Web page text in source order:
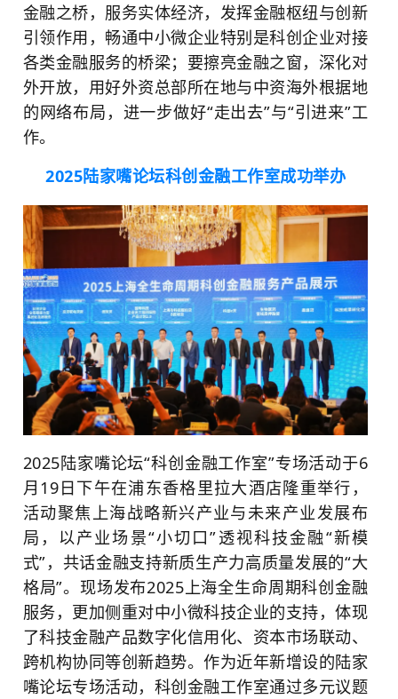
金融之桥，服务实体经济，发挥金融枢纽与创新
引领作用，畅通中小微企业特别是科创企业对接
各类金融服务的桥梁；要擦亮金融之窗，深化对
外开放，用好外资总部所在地与中资海外根据地
的网络布局，进一步做好“走出去”与“引进来”工
作。
2025陆家嘴论坛科创金融工作室成功举办
2025陆家嘴论坛“科创金融工作室”专场活动于6
月19日下午在浦东香格里拉大酒店隆重举行，
活动聚焦上海战略新兴产业与未来产业发展布
局，以产业场景“小切口”透视科技金融“新模
式”，共话金融支持新质生产力高质量发展的“大
格局”。现场发布2025上海全生命周期科创金融
服务，更加侧重对中小微科技企业的支持，体现
了科技金融产品数字化信用化、资本市场联动、
跨机构协同等创新趋势。作为近年新增设的陆家
嘴论坛专场活动，科创金融工作室通过多元议题